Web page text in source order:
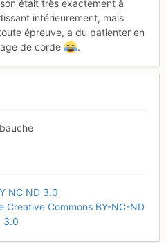
était très exactement à
intérieurement, mais
épreuve, a du patienter en
de corde
.
NC ND 3.0
Creative Commons BY-NC-ND
3.0